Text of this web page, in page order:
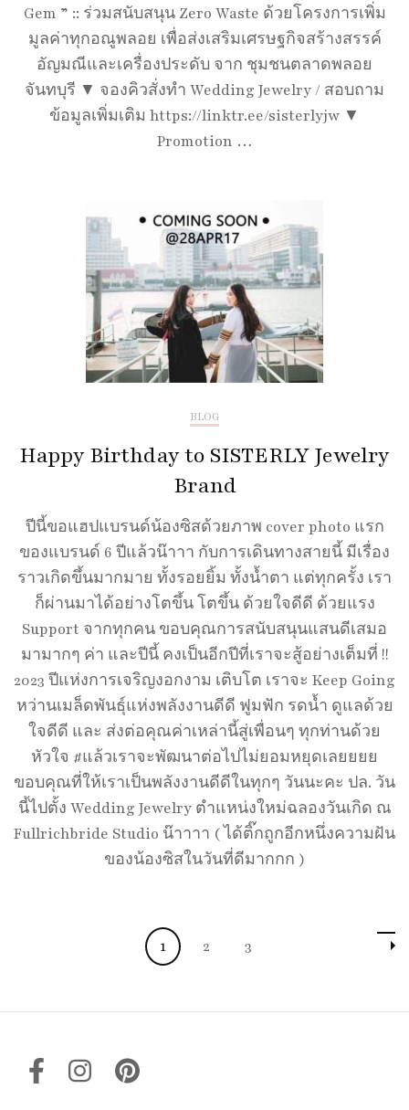
Gem ” :: ร่วมสนับสนุน Zero Waste ด้วยโครงการเพิ่ม
มูลค่าทุกอณูพลอย เพื่อส่งเสริมเศรษฐกิจสร้างสรรค์
อัญมณีและเครื่องประดับ จาก ชุมชนตลาดพลอย
จันทบุรี ▼ จองคิวสั่งทำ Wedding Jewelry / สอบถาม
ข้อมูลเพิ่มเติม https://linktr.ee/sisterlyjw ▼
Promotion …
BLOG
Happy Birthday to SISTERLY Jewelry
Brand
ปีนี้ขอแฮปแบรนด์น้องซิสด้วยภาพ cover photo แรก
ของแบรนด์ 6 ปีแล้วน๊าาา กับการเดินทางสายนี้ มีเรื่อง
ราวเกิดขึ้นมากมาย ทั้งรอยยิ้ม ทั้งน้ำตา แต่ทุกครั้ง เรา
ก็ผ่านมาได้อย่างโตขึ้น โตขึ้น ด้วยใจดีดี ด้วยแรง
Support จากทุกคน ขอบคุณการสนับสนุนแสนดีเสมอ
มามากๆ ค่า และปีนี้ คงเป็นอีกปีที่เราจะสู้อย่างเต็มที่ !!
2023 ปีแห่งการเจริญงอกงาม เติบโต เราจะ Keep Going
หว่านเมล็ดพันธุ์แห่งพลังงานดีดี ฟูมฟัก รดน้ำ ดูแลด้วย
ใจดีดี และ ส่งต่อคุณค่าเหล่านี้สู่เพื่อนๆ ทุกท่านด้วย
หัวใจ #แล้วเราจะพัฒนาต่อไปไม่ยอมหยุดเลยยยย
ขอบคุณที่ให้เราเป็นพลังงานดีดีในทุกๆ วันนะคะ ปล. วัน
นี้ไปตั้ง Wedding Jewelry ตำแหน่งใหม่ฉลองวันเกิด ณ
Fullrichbride Studio น๊าาาา ( ได้ติ๊กถูกอีกหนึ่งความฝัน
ของน้องซิสในวันที่ดีมากกก )
Page
1 Page
2 Page
3